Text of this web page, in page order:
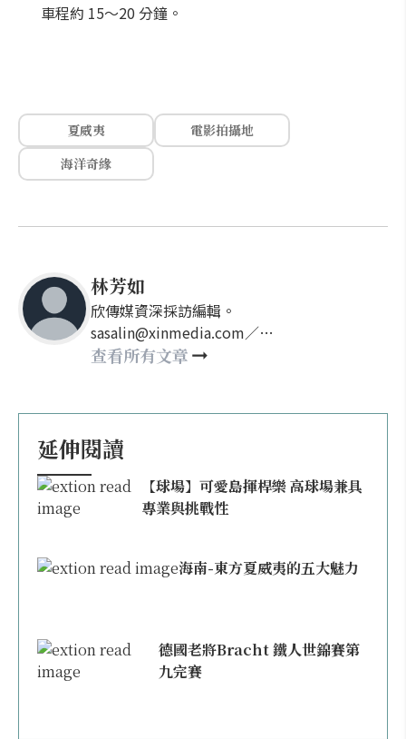
車程約 15～20 分鐘。
夏威夷
電影拍攝地
海洋奇緣
林芳如
欣傳媒資深採訪編輯。
sasalin@xinmedia.com／
happy21917@gmail.com
查看所有文章
延伸閱讀
【球場】可愛島揮桿樂 高球場兼具
專業與挑戰性
海南-東方夏威夷的五大魅力
德國老將Bracht 鐵人世錦賽第
九完賽